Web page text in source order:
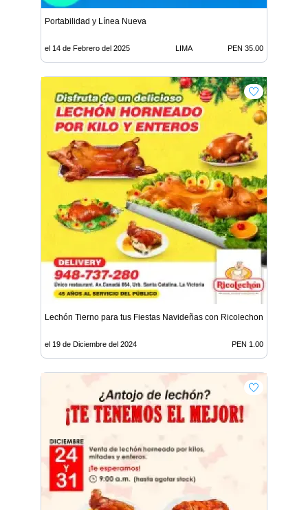
Portabilidad y Línea Nueva
el 14 de Febrero del 2025 LIMA PEN 35.00
Lechón Tierno para tus Fiestas Navideñas con Ricolechon
el 19 de Diciembre del 2024 PEN 1.00